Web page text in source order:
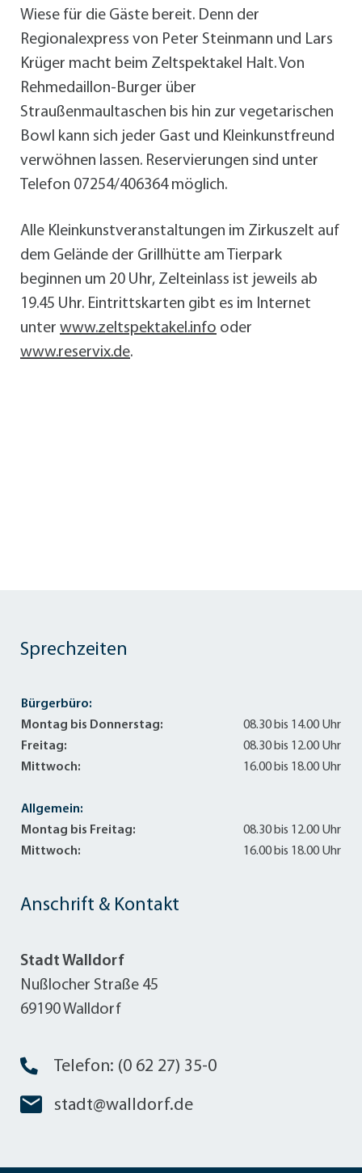
Wiese für die Gäste bereit. Denn der
Regionalexpress von Peter Steinmann und Lars
Krüger macht beim Zeltspektakel Halt. Von
Rehmedaillon-Burger über
Straußenmaultaschen bis hin zur vegetarischen
Bowl kann sich jeder Gast und Kleinkunstfreund
verwöhnen lassen. Reservierungen sind unter
Telefon 07254/406364 möglich.
Alle Kleinkunstveranstaltungen im Zirkuszelt auf
dem Gelände der Grillhütte am Tierpark
beginnen um 20 Uhr, Zelteinlass ist jeweils ab
19.45 Uhr. Eintrittskarten gibt es im Internet
unter www.zeltspektakel.info oder
www.reservix.de.
Anschrift & Kontakt
Stadt Walldorf
Nußlocher Straße 45
69190 Walldorf
Telefon: (0 62 27) 35-0
stadt@walldorf.de
Sprechzeiten
Bürgerbüro:
Montag bis Donnerstag:
08.30 bis 14.00 Uhr
Freitag:
08.30 bis 12.00 Uhr
Mittwoch:
16.00 bis 18.00 Uhr
Allgemein:
Montag bis Freitag:
08.30 bis 12.00 Uhr
Mittwoch:
16.00 bis 18.00 Uhr